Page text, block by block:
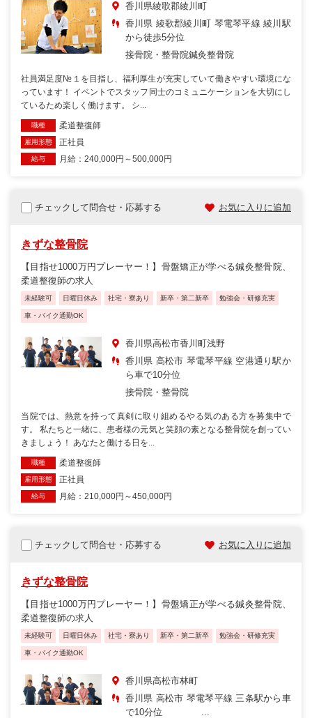
香川県綾歌郡綾川町
香川県 綾歌郡綾川町 琴電琴平線 綾川駅
から徒歩5分位
接骨院・整骨院鍼灸整骨院
社員満足度№１を目指し、福利厚生が充実していて働きやすい環境にな
っています！ イベントでスタッフ同士のコミュニケーションを大切にし
ているため楽しく働けます。 シ...
職種 柔道整復師
雇用形態 正社員
給与 月給：240,000円～500,000円
チェックして問合せ・応募する お気に入りに追加
きずな整骨院
【目指せ1000万円プレーヤー！】骨盤矯正が学べる鍼灸整骨院、
柔道整復師の求人
未経験可 日曜日休み 社宅・寮あり 新卒・第二新卒 勉強会・研修充実
車・バイク通勤OK
香川県高松市香川町浅野
香川県 高松市 琴電琴平線 空港通り駅か
ら車で10分位
接骨院・整骨院
当院では、熱意を持って真剣に取り組めるやる気のある方を募集中で
す。 私たちと一緒に、患者様の元気と笑顔の素となる整骨院を創ってい
きましょう！ あなたと働ける日を...
職種 柔道整復師
雇用形態 正社員
給与 月給：210,000円～450,000円
チェックして問合せ・応募する お気に入りに追加
きずな整骨院
【目指せ1000万円プレーヤー！】骨盤矯正が学べる鍼灸整骨院、
柔道整復師の求人
未経験可 日曜日休み 社宅・寮あり 新卒・第二新卒 勉強会・研修充実
車・バイク通勤OK
香川県高松市林町
香川県 高松市 琴電琴平線 三条駅から車
で10分位 ...